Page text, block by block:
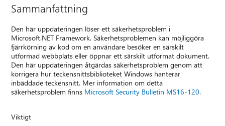
Sammanfattning
Den här uppdateringen löser ett säkerhetsproblem i
Microsoft.NET Framework. Säkerhetsproblemen kan möjliggöra
fjärrkörning av kod om en användare besöker en särskilt
utformad webbplats eller öppnar ett särskilt utformat dokument.
Den här uppdateringen åtgärdas säkerhetsproblem genom att
korrigera hur teckensnittsbiblioteket Windows hanterar
inbäddade teckensnitt. Mer information om detta
säkerhetsproblem finns Microsoft Security Bulletin MS16-120.
Viktigt